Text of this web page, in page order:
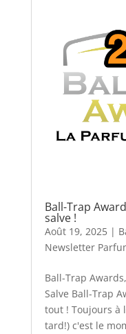
Ball-Trap
salve !
Août 19, 2025|
Newsletter
Ball-Trap
Salve Ball-Trap
tout ! Toujours à
tard!) c'est le